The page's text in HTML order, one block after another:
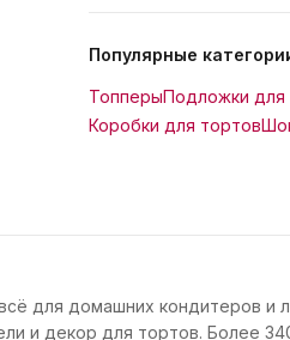
Популярные
ТопперыПодложки для
Коробки для тортов
для домашних кондитеров и
и декор для тортов. Более